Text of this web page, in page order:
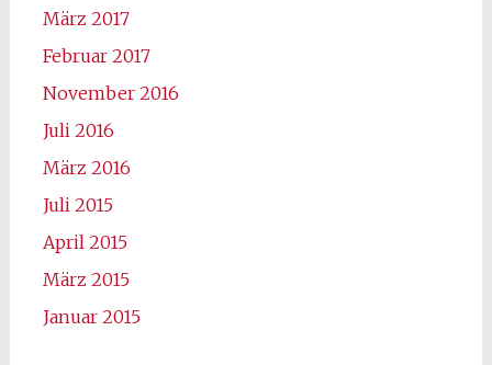
März 2017
Februar 2017
November 2016
Juli 2016
März 2016
Juli 2015
April 2015
März 2015
Januar 2015